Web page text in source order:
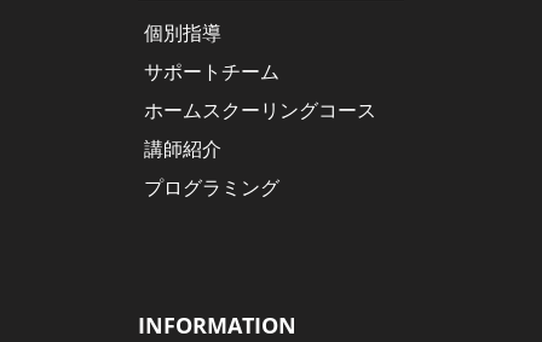
個別指導
サポートチーム
ホームスクーリングコース
講師紹介
プログラミング
INFORMATION